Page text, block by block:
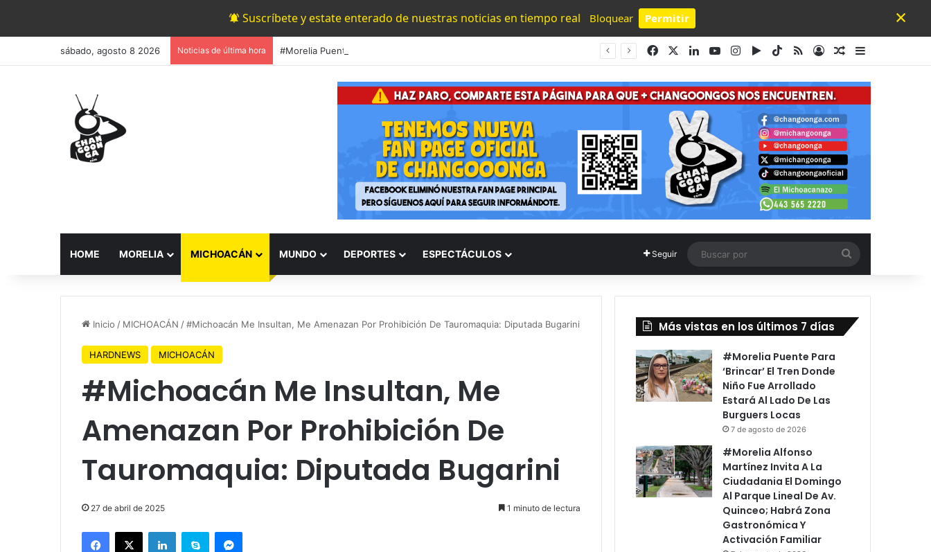
Suscríbete y estate enterado de nuestras noticias en tiempo real Bloquear Permitir
Powered by SendPulse
×
sábado, agosto 8 2026 Noticias de última hora FacebookLinkedInYouTubeInstagram
Google Play
TikTok
RSSAccesoPublicación al
Barra lateral
HOME MORELIA MICHOACÁN MUNDO DEPORTES ESPECTÁCULOS Seguir
por
Inicio / MICHOACÁN /#Michoacán Me Insultan, Me Amenazan Por Prohibición De Tauromaquia: Diputada Bugarini
HARDNEWS MICHOACÁN
#Michoacán Me Insultan, Me
Amenazan Por Prohibición De
Tauromaquia: Diputada Bugarini
27 de abril de 2025 1 minuto de lectura
Facebook
X LinkedInSkype Messenger
Más vistas en los últimos 7 días
#Morelia Puente Para
‘Brincar’ El Tren Donde
Niño Fue Arrollado
Estará Al Lado De Las
Burguers Locas
7 de agosto de 2026
#Morelia Alfonso
Martínez Invita A La
Ciudadania El Domingo
Al Parque Lineal De Av.
Quinceo; Habrá Zona
Gastronómica Y
Activación Familiar